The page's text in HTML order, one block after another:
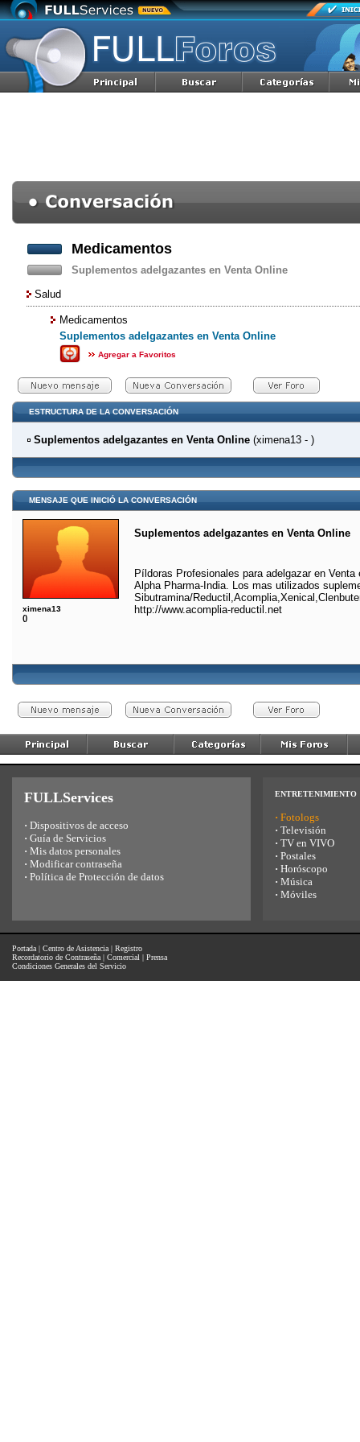
Medicamentos
Suplementos adelgazantes en Venta Online
Salud
Medicamentos
Suplementos adelgazantes en Venta Online
Agregar a Favoritos
ESTRUCTURA DE LA CONVERSACIÓN
Suplementos adelgazantes en Venta Online(ximena13 - )
MENSAJE QUE INICIÓ LA CONVERSACIÓN
ximena13
()
Suplementos adelgazantes en Venta Online
Píldoras Profesionales para adelgazar en
Alpha Pharma-India. Los mas utilizados
Sibutramina/
http://www.acomplia-reductil.net
FULLServices
· Dispositivos de acceso
· Guía de Servicios
· Mis datos personales
· Modificar contraseña
· Política de Protección de datos
ENTRETENIMIENTO
· Fotologs
· Televisión
· TV en VIVO
· Postales
· Horóscopo
· Música
· Móviles
Portada | Centro de Asistencia | Registro
Recordatorio de Contraseña | Comercial | Prensa
Condiciones Generales del Servicio